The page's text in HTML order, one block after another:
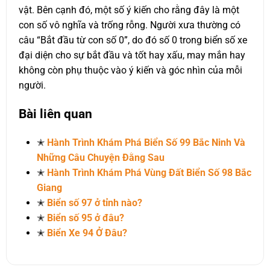
vật. Bên cạnh đó, một số ý kiến cho rằng đây là một
con số vô nghĩa và trống rỗng. Người xưa thường có
câu “Bắt đầu từ con số 0”, do đó số 0 trong biển số xe
đại diện cho sự bắt đầu và tốt hay xấu, may mắn hay
không còn phụ thuộc vào ý kiến và góc nhìn của mỗi
người.
Bài liên quan
✭ Hành Trình Khám Phá Biển Số 99 Bắc Ninh Và
Những Câu Chuyện Đằng Sau
✭ Hành Trình Khám Phá Vùng Đất Biển Số 98 Bắc
Giang
✭ Biển số 97 ở tỉnh nào?
✭ Biển số 95 ở đâu?
✭ Biển Xe 94 Ở Đâu?